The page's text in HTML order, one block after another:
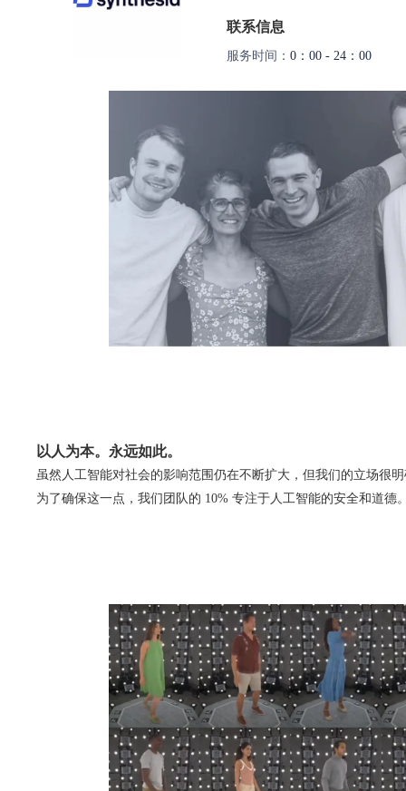
联系信息
服务时间： 0：00 - 24：00
以人为本。永远如此。
虽然人工智能对社会的影响范围仍在不断扩大，但我们的立场很
为了确保这一点，我们团队的 10% 专注于人工智能的安全和道德